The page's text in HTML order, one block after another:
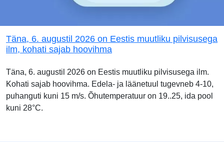
Täna, 6. augustil 2026 on Eestis muutliku pilvisusega
ilm, kohati sajab hoovihma
Täna, 6. augustil 2026 on Eestis muutliku pilvisusega ilm.
Kohati sajab hoovihma. Edela- ja läänetuul tugevneb 4-10,
puhanguti kuni 15 m/s. Õhutemperatuur on 19..25, ida pool
kuni 28°C.